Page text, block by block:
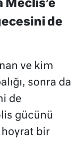
Meclis’e
de
ve kim
sonra da
de
gücünü
hoyrat bir